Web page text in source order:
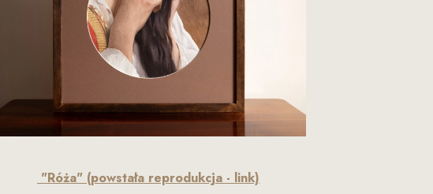
"Róża" (powstała reprodukcja - link)